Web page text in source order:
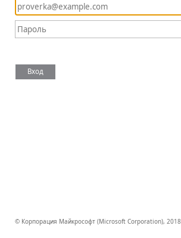
Вход
© Корпорация Майкрософт (Microsoft Corporation), 2018